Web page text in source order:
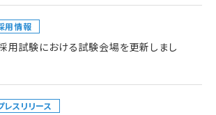
用情報
用試験における試験会場を更新しまし
レスリリース